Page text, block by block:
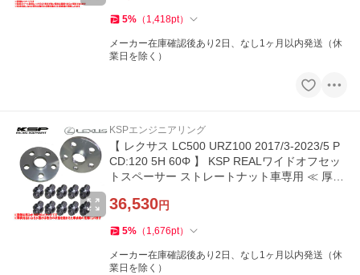
5% （ 1,418pt）
メーカー在庫確認後あり2日、なし1ヶ月以内発送（休
業日を除く）
KSPエンジニアリング
【 レクサス LC500 URZ100 2017/3-2023/5 P
CD:120 5H 60Φ 】 KSP REALワイドオフセッ
トスペーサー ストレートナット車専用 ≪ 厚み
36,530円
5% （ 1,676pt）
メーカー在庫確認後あり2日、なし1ヶ月以内発送（休
業日を除く）